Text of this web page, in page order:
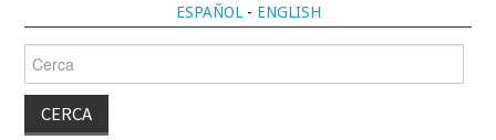
ESPAÑOL- ENGLISH
Cerca
per: